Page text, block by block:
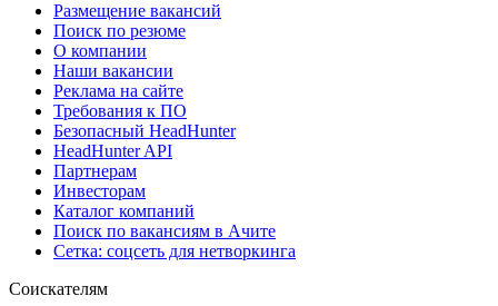
Размещение вакансий
Поиск по резюме
О компании
Наши вакансии
Реклама на сайте
Требования к ПО
Безопасный HeadHunter
HeadHunter API
Партнерам
Инвесторам
Каталог компаний
Поиск по вакансиям в Ачите
Сетка: соцсеть для нетворкинга
Соискателям